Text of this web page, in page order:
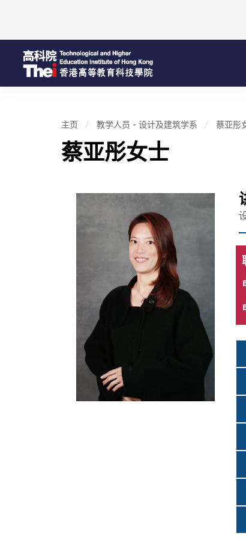
主页 教学人员 - 设计及建筑学系 蔡亚彤
蔡亚彤女士